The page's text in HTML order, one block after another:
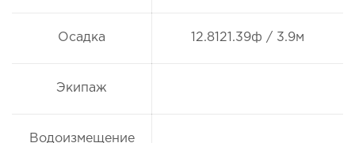
Осадка 12.8121.39ф / 3.9м
Экипаж
Водоизмещение